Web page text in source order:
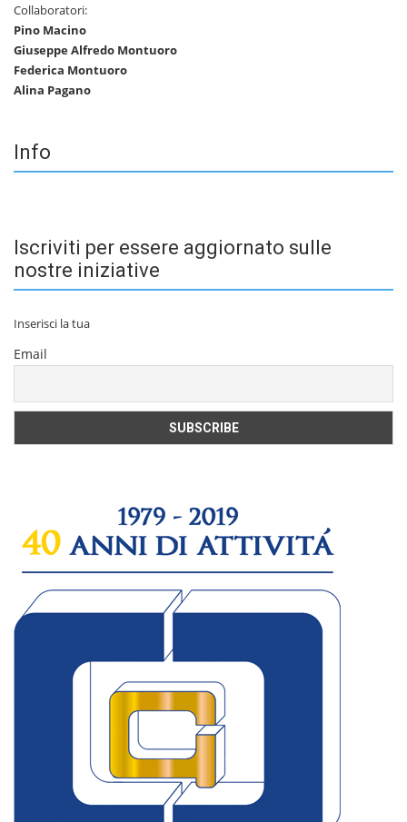
Collaboratori:
Pino Macino
Giuseppe Alfredo Montuoro
Federica Montuoro
Alina Pagano
Info
Iscriviti per essere aggiornato sulle
nostre iniziative
Inserisci la tua
Email